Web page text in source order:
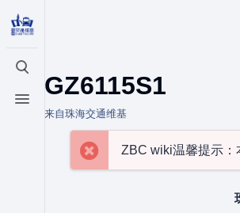
打开/关闭搜索
打开/关闭菜单
GZ6115S1
来自珠海交通维基
ZBC wiki温馨提示：